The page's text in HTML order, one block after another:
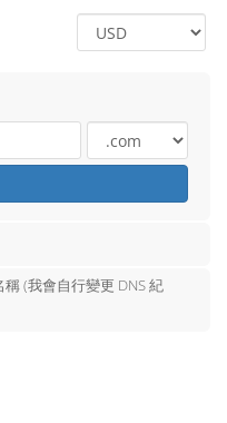
(我會自行變更 DNS 紀